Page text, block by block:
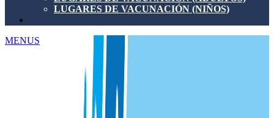
LUGARES DE VACUNACIÓN (NIÑOS)
MENUS